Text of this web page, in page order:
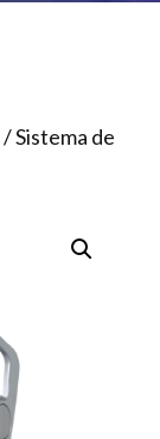
/ Sistema de